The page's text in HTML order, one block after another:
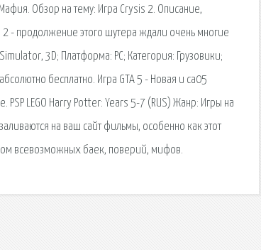
Обзор на тему: Игра Crysis 2. Описание,
2 - продолжение этого шутера ждали очень многие
3D; Платформа: PC; Категория: Грузовики;
бесплатно. Игра GTA 5 - Новая и са05
LEGO Harry Potter: Years 5-7 (RUS) Жанр: Игры на
на ваш сайт фильмы, особенно как этот
всевозможных баек, поверий, мифов.